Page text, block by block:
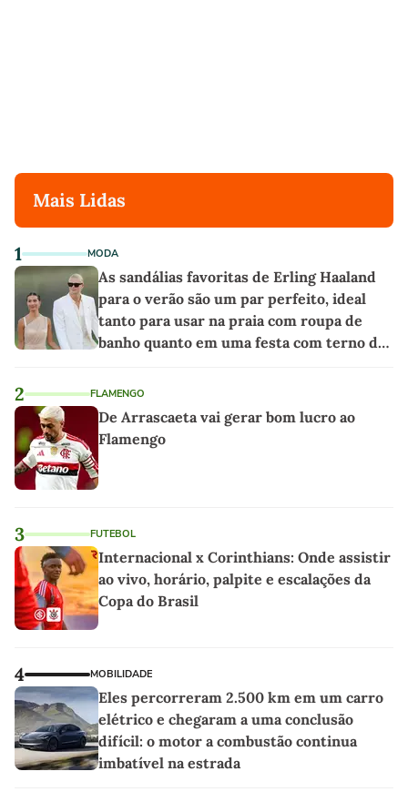
Mais Lidas
1 MODA
As sandálias favoritas de Erling Haaland
para o verão são um par perfeito, ideal
tanto para usar na praia com roupa de
banho quanto em uma festa com terno de
2 FLAMENGO
De Arrascaeta vai gerar bom lucro ao
Flamengo
3 FUTEBOL
Internacional x Corinthians: Onde assistir
ao vivo, horário, palpite e escalações da
Copa do Brasil
4 MOBILIDADE
Eles percorreram 2.500 km em um carro
elétrico e chegaram a uma conclusão
difícil: o motor a combustão continua
imbatível na estrada